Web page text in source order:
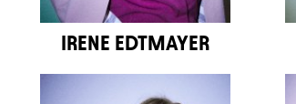
IRENE EDTMAYER